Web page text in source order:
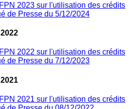
2023 sur l'utilisation des crédits
de Presse du 5/12/2024
2022 sur l'utilisation des crédits
de Presse du 7/12/2023
2021 sur l'utilisation des crédits